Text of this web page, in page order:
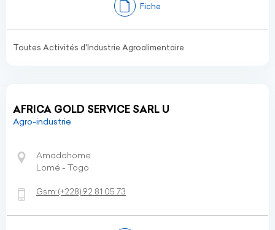
Fiche
Toutes Activités d'Industrie Agroalimentaire
AFRICA GOLD SERVICE SARL U
Agro-industrie
Amadahome
Lomé - Togo
Gsm:(+228)92 81 05 73